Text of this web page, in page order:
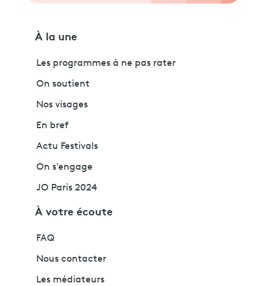
À la une
Les programmes à ne pas rater
On soutient
Nos visages
En bref
Actu Festivals
On s'engage
JO Paris 2024
À votre écoute
FAQ
Nous contacter
Les médiateurs